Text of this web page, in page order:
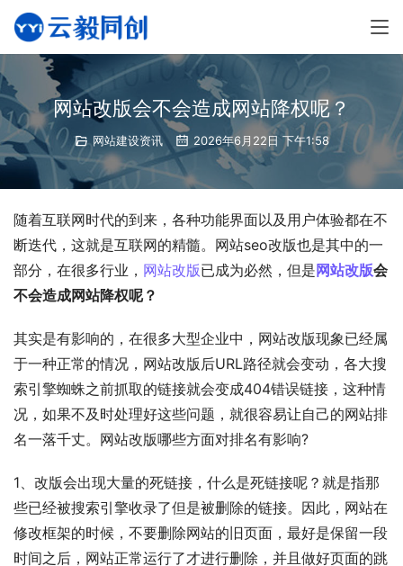
网站改版会不会造成网站降权呢？
网站建设资讯 2026年6月22日 下午1:58
随着互联网时代的到来，各种功能界面以及用户体验都在不
断迭代，这就是互联网的精髓。网站seo改版也是其中的一
部分，在很多行业， 网站改版已成为必然，但是 网站改版会
不会造成网站降权呢？
其实是有影响的，在很多大型企业中，网站改版现象已经属
于一种正常的情况，网站改版后URL路径就会变动，各大搜
索引擎蜘蛛之前抓取的链接就会变成404错误链接，这种情
况，如果不及时处理好这些问题，就很容易让自己的网站排
名一落千丈。网站改版哪些方面对排名有影响?
1、改版会出现大量的死链接，什么是死链接呢？就是指那
些已经被搜索引擎收录了但是被删除的链接。因此，网站在
修改框架的时候，不要删除网站的旧页面，最好是保留一段
时间之后，网站正常运行了才进行删除，并且做好页面的跳